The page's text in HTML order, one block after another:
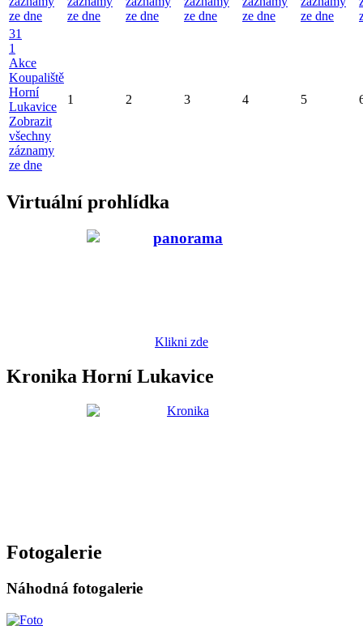
ze dne
ze dne
ze dne
ze dne
ze dne
ze dne
31
1
Akce
Koupaliště
Horní
Lukavice
Zobrazit
všechny
záznamy
ze dne
1 2 3 4 5
Virtuální prohlídka
Klikni zde
Kronika Horní Lukavice
Fotogalerie
Náhodná fotogalerie